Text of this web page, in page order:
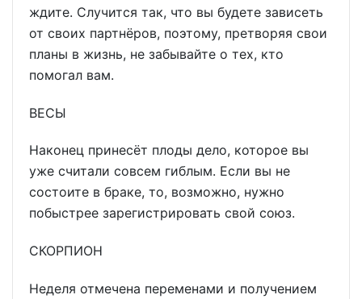
ждите. Случится так, что вы будете зависеть
от своих партнёров, поэтому, претворяя свои
планы в жизнь, не забывайте о тех, кто
помогал вам.
ВЕСЫ
Наконец принесёт плоды дело, которое вы
уже считали совсем гиблым. Если вы не
состоите в браке, то, возможно, нужно
побыстрее зарегистрировать свой союз.
СКОРПИОН
Неделя отмечена переменами и получением